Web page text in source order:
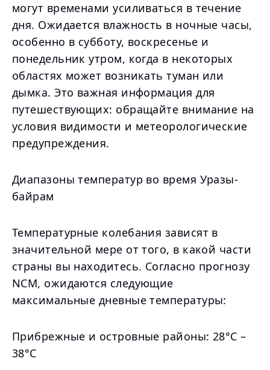
могут временами усиливаться в течение
дня. Ожидается влажность в ночные часы,
особенно в субботу, воскресенье и
понедельник утром, когда в некоторых
областях может возникать туман или
дымка. Это важная информация для
путешествующих: обращайте внимание на
условия видимости и метеорологические
предупреждения.
Диапазоны температур во время Уразы-
байрам
Температурные колебания зависят в
значительной мере от того, в какой части
страны вы находитесь. Согласно прогнозу
NCM, ожидаются следующие
максимальные дневные температуры:
Прибрежные и островные районы: 28°C –
38°C